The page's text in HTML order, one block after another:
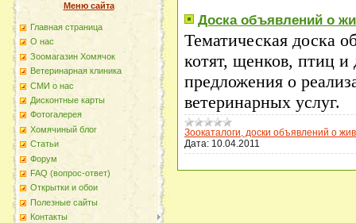
Меню сайта
Главная страница
О наc
Зоомагазин Хомячок
Ветеринарная клиника
СМИ о нас
Дисконтные карты
Фотогалерея
Хомячиный блог
Статьи
Форум
FAQ (вопрос-ответ)
Открытки и обои
Полезные сайты
Контакты
Доска объявлений о
Тематическая доска
котят, щенков, птиц
предложения о
ветеринарных услуг.
Зоокаталоги, доски объявлений о
Дата: 10.04.2011